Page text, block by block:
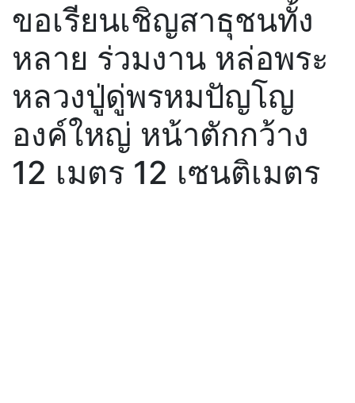
ขอเรียนเชิญสาธุชนทั้ง
หลาย ร่วมงาน หล่อพระ
หลวงปู่ดู่พรหมปัญโญ
องค์ใหญ่ หน้าตักกว้าง
12 เมตร 12 เซนติเมตร